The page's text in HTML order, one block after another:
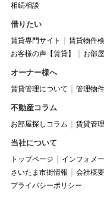
相続相談
借りたい
賃貸専門サイト 賃貸物件
お客様の声【賃貸】
お部
オーナー様へ
賃貸管理について 管理物
不動産コラム
お部屋探しコラム 賃貸管
当社について
トップページ インフォメ
さいたま市街情報
会社概要
プライバシーポリシー